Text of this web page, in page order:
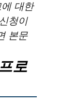
대한
청이
본문
로